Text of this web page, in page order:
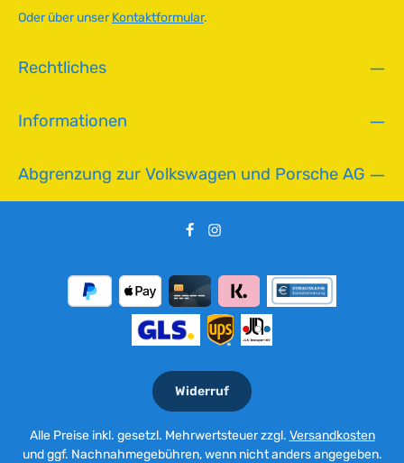
Oder über unserKontaktformular.
Rechtliches
Informationen
Abgrenzung zur Volkswagen und Porsche AG
Widerruf
Alle Preise inkl. gesetzl. Mehrwertsteuer zzgl. Versandkosten
und ggf. Nachnahmegebühren, wenn nicht anders angegeben.